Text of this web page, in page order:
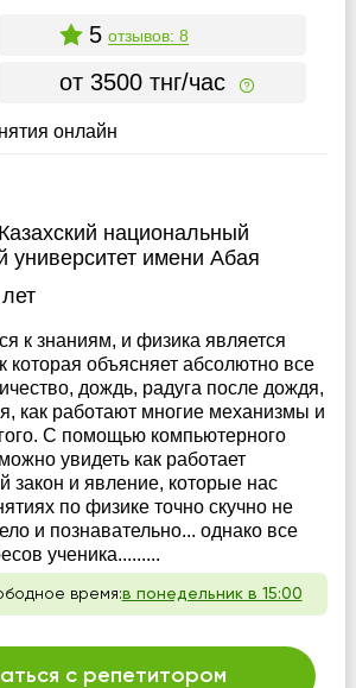
5 отзывов: 8
от 3500 тнг/час
онлайн
Казахский национальный
университет имени Абая
к знаниям, и физика является
которая объясняет абсолютно все
дождь, радуга после дождя,
как работают многие механизмы и
С помощью компьютерного
увидеть как работает
закон и явление, которые нас
по физике точно скучно не
и познавательно... однако все
ученика.........
время:в понедельник в 15:00
с репетитором